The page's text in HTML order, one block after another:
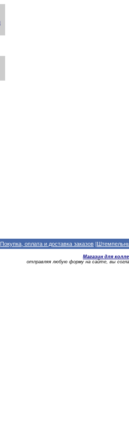
Покупка, оплата и доставка заказов |
Магазин для
отправляя любую форму на сайте, вы